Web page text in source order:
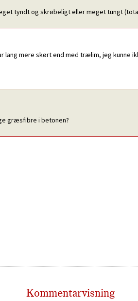
tyndt og skrøbeligt eller meget tungt
mere skørt end med trælim, jeg kunne
græsfibre i betonen?
Kommentarvisning